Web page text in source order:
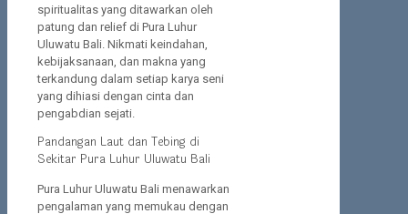
spiritualitas yang ditawarkan oleh
patung dan relief di Pura Luhur
Uluwatu Bali. Nikmati keindahan,
kebijaksanaan, dan makna yang
terkandung dalam setiap karya seni
yang dihiasi dengan cinta dan
pengabdian sejati.
Pandangan Laut dan Tebing di
Sekitar Pura Luhur Uluwatu Bali
Pura Luhur Uluwatu Bali menawarkan
pengalaman yang memukau dengan